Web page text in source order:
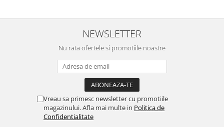
NEWSLETTER
Nu rata ofertele si promotiile noastre
Vreau sa primesc newsletter cu promotiile
magazinului. Afla mai multe in Politica de
Confidentialitate